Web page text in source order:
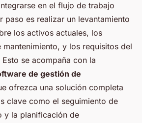
en el flujo de trabajo
paso es realizar un levantamiento
los activos actuales, los
y los requisitos del
se acompaña con la
de gestión de
ofrezca una solución completa
clave como el seguimiento de
y la planificación de